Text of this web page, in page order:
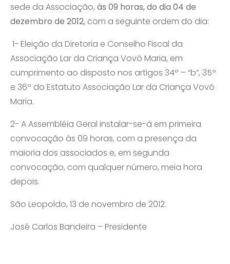
sede da Associação, às 09 horas, do dia 04 de
dezembro de 2012, com a seguinte ordem do dia:
1- Eleição da Diretoria e Conselho Fiscal da
Associação Lar da Criança Vovó Maria, em
cumprimento ao disposto nos artigos 34º – “b”, 35º
e 36º do Estatuto Associação Lar da Criança Vovó
Maria.
2- A Assembléia Geral instalar-se-á em primeira
convocação às 09 horas, com a presença da
maioria dos associados e, em segunda
convocação, com qualquer número, meia hora
depois.
São Leopoldo, 13 de novembro de 2012.
José Carlos Bandeira – Presidente